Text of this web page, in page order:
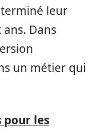
terminé leur
Dans
un métier qui
pour les